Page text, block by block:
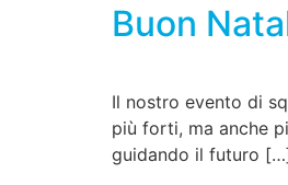
Buon
Il nostro evento di
più forti, ma anche
guidando il futuro